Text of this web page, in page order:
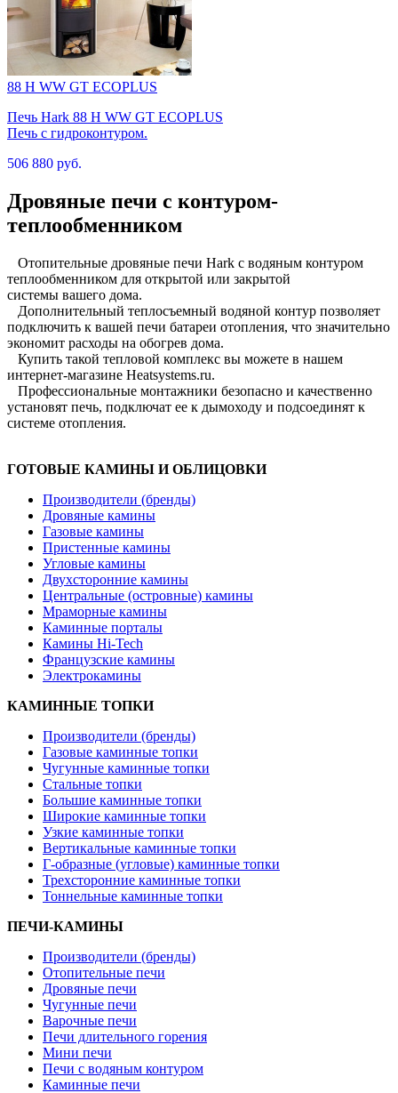
88 H WW GT ECOPLUS
Печь Hark 88 H WW GT ECOPLUS
Печь с гидроконтуром.
506 880 руб.
Дровяные печи с контуром-
теплообменником
Отопительные дровяные печи Hark с водяным контуром
теплообменником для открытой или закрытой
системы вашего дома.
Дополнительный теплосъемный водяной контур позволяет
подключить к вашей печи батареи отопления, что значительно
экономит расходы на обогрев дома.
Купить такой тепловой комплекс вы можете в нашем
интернет-магазине Heatsystems.ru.
Профессиональные монтажники безопасно и качественно
установят печь, подключат ее к дымоходу и подсоединят к
системе отопления.
ГОТОВЫЕ КАМИНЫ И ОБЛИЦОВКИ
Производители (бренды)
Дровяные камины
Газовые камины
Пристенные камины
Угловые камины
Двухсторонние камины
Центральные (островные) камины
Мраморные камины
Каминные порталы
Камины Hi-Tech
Французские камины
Электрокамины
КАМИННЫЕ ТОПКИ
Производители (бренды)
Газовые каминные топки
Чугунные каминные топки
Стальные топки
Большие каминные топки
Широкие каминные топки
Узкие каминные топки
Вертикальные каминные топки
Г-образные (угловые) каминные топки
Трехсторонние каминные топки
Тоннельные каминные топки
ПЕЧИ-КАМИНЫ
Производители (бренды)
Отопительные печи
Дровяные печи
Чугунные печи
Варочные печи
Печи длительного горения
Мини печи
Печи с водяным контуром
Каминные печи